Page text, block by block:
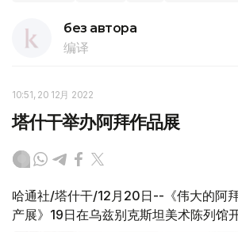
без автора
编译
10:51, 20 12月 2022
塔什干举办阿拜作品展
哈通社/塔什干/12月20日--《伟大的阿
产展》19日在乌兹别克斯坦美术陈列馆开